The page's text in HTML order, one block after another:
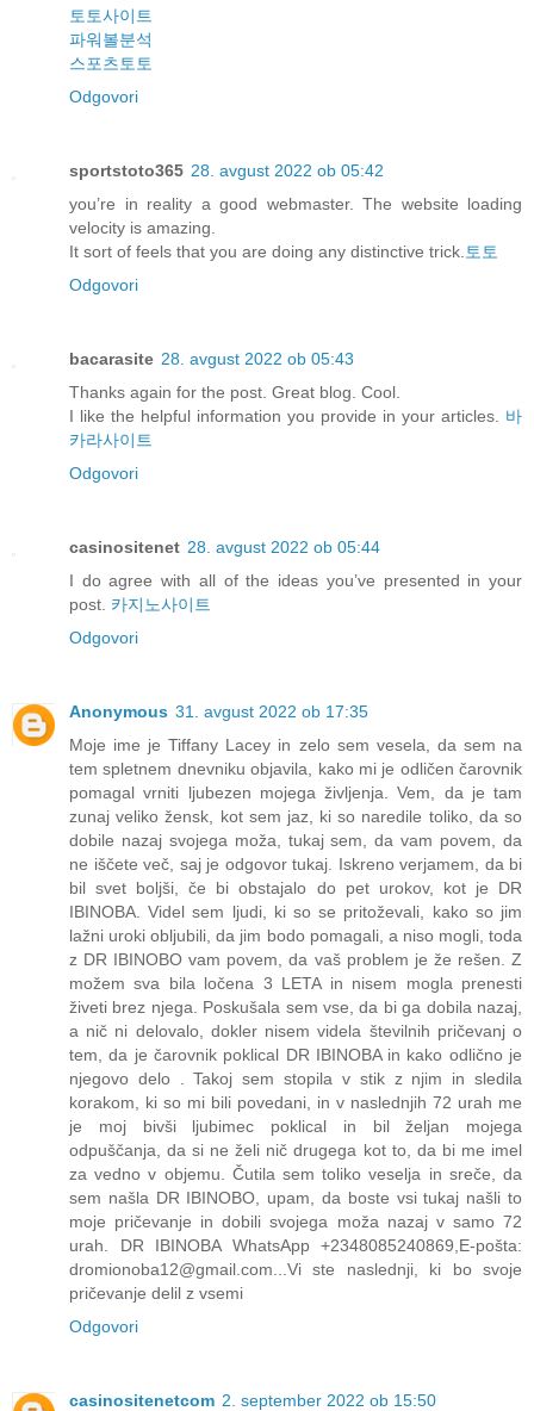
토토사이트
파워볼분석
스포츠토토
Odgovori
sportstoto365 28. avgust 2022 ob 05:42
you’re in reality a good webmaster. The website loading
velocity is amazing.
It sort of feels that you are doing any distinctive trick. 토토
Odgovori
bacarasite 28. avgust 2022 ob 05:43
Thanks again for the post. Great blog. Cool.
I like the helpful information you provide in your articles. 바
카라사이트
Odgovori
casinositenet 28. avgust 2022 ob 05:44
I do agree with all of the ideas you’ve presented in your
post. 카지노사이트
Odgovori
Anonymous 31. avgust 2022 ob 17:35
Moje ime je Tiffany Lacey in zelo sem vesela, da sem na
tem spletnem dnevniku objavila, kako mi je odličen čarovnik
pomagal vrniti ljubezen mojega življenja. Vem, da je tam
zunaj veliko žensk, kot sem jaz, ki so naredile toliko, da so
dobile nazaj svojega moža, tukaj sem, da vam povem, da
ne iščete več, saj je odgovor tukaj. Iskreno verjamem, da bi
bil svet boljši, če bi obstajalo do pet urokov, kot je DR
IBINOBA. Videl sem ljudi, ki so se pritoževali, kako so jim
lažni uroki obljubili, da jim bodo pomagali, a niso mogli, toda
z DR IBINOBO vam povem, da vaš problem je že rešen. Z
možem sva bila ločena 3 LETA in nisem mogla prenesti
živeti brez njega. Poskušala sem vse, da bi ga dobila nazaj,
a nič ni delovalo, dokler nisem videla številnih pričevanj o
tem, da je čarovnik poklical DR IBINOBA in kako odlično je
njegovo delo . Takoj sem stopila v stik z njim in sledila
korakom, ki so mi bili povedani, in v naslednjih 72 urah me
je moj bivši ljubimec poklical in bil željan mojega
odpuščanja, da si ne želi nič drugega kot to, da bi me imel
za vedno v objemu. Čutila sem toliko veselja in sreče, da
sem našla DR IBINOBO, upam, da boste vsi tukaj našli to
moje pričevanje in dobili svojega moža nazaj v samo 72
urah. DR IBINOBA WhatsApp +2348085240869,E-pošta:
dromionoba12@gmail.com...Vi ste naslednji, ki bo svoje
pričevanje delil z vsemi
Odgovori
casinositenetcom 2. september 2022 ob 15:50